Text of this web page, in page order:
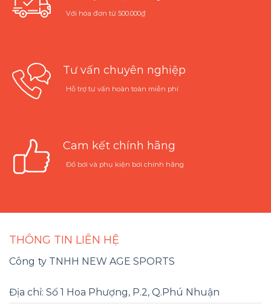
Với hóa đơn từ 500.000₫
Tư vấn chuyên nghiệp
Hỗ trợ tư vấn hoàn toàn miễn phí
Cam kết chính hãng
Đồ bơi và phụ kiện bơi chính hãng
THÔNG TIN LIÊN HỆ
Công ty TNHH NEW AGE SPORTS
Địa chỉ: Số 1 Hoa Phượng, P.2, Q.Phú Nhuận